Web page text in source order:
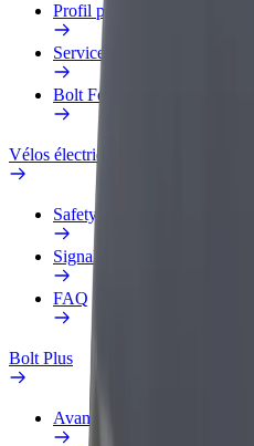
Profil professionnel
Services
Bolt Food pour les entreprises
Vélos électriques
Safety Lab
Signaler un problème
FAQ
Bolt Plus
Avantages